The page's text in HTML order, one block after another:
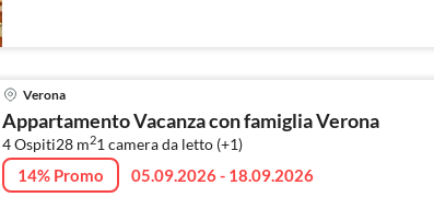
Verona
Appartamento Vacanza con famiglia Verona
4 Ospiti28 m21 camera da letto (+1)
14% Promo 05.09.2026 - 18.09.2026